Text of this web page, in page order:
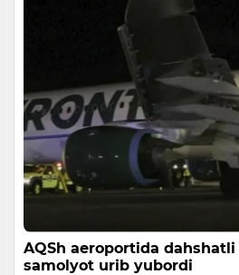
AQSh aeroportida
samolyot urib yubordi